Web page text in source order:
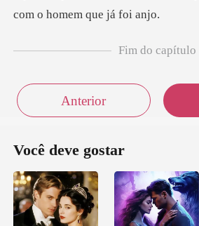
Fim do capítulo
Anterior
Você deve gostar